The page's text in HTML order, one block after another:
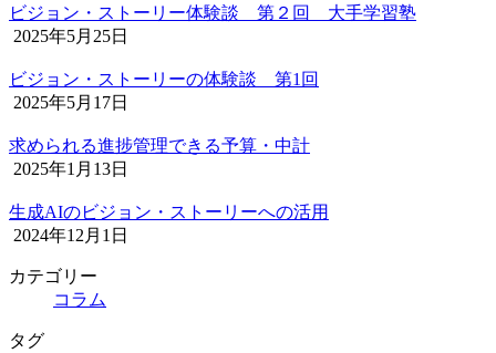
ビジョン・ストーリー体験談 第２回 大手学習塾
2025年5月25日
ビジョン・ストーリーの体験談 第1回
2025年5月17日
求められる進捗管理できる予算・中計
2025年1月13日
生成AIのビジョン・ストーリーへの活用
2024年12月1日
カテゴリー
コラム
タグ